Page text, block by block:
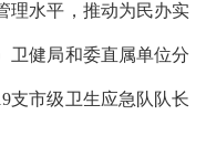
理水平，推动为民办实
卫健局和委直属单位分
支市级卫生应急队队长